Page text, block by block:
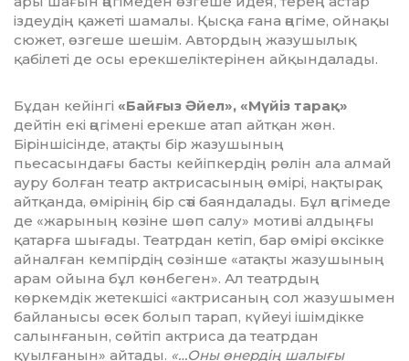
іздеудің қажеті шамалы. Қысқа ғана әңгіме, ойнақы
сюжет, өзгеше шешім. Автордың жазушылық
қабілеті де осы ерекшеліктерінен айқын­далады.
Бұдан кейінгі «Байғыз Әйел», «Мүйіз та­рақ»
дейтін екі әңгімені ерекше атап айт­қан жөн.
Біріншісінде, атақты бір жазу­шының
пьесасындағы басты кейіп­кердің рөлін ала алмай
ауру болған театр актри­са­сының өмірі, нақтырақ
айтқанда, өмірінің бір сәті баяндалады. Бұл әңгімеде
де «жарының көзіне шөп салу» мотиві алдыңғы
қатарға шығады. Театрдан кетіп, бар өмірі өксікке
айналған кемпірдің сө­зін­ше «атақты жазушының
арам ойына бұл көнбеген». Ал театрдың
көркемдік же­тек­шісі «актрисаның сол жазушымен
байланысы өсек болып тарап, күйеуі ішім­дікке
салынғанын, сөйтіп актриса да театр­дан
қуылғанын» айтады. «…Оны өнер­дің шалығы